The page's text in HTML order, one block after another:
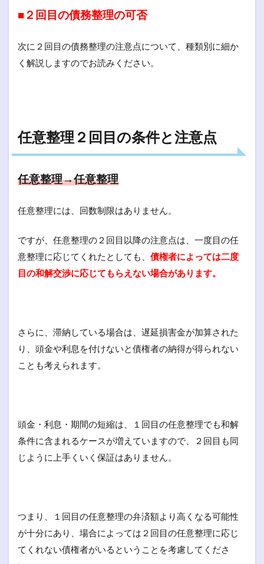
■２回目の債務整理の可否
次に２回目の債務整理の注意点について、種類別に細か
く解説しますのでお読みください。
任意整理２回目の条件と注意点
任意整理→任意整理
任意整理には、回数制限はありません。
ですが、任意整理の２回目以降の注意点は、一度目の任
意整理に応じてくれたとしても、 債権者によっては二度
目の和解交渉に応じてもらえない場合があります。
さらに、滞納している場合は、遅延損害金が加算された
り、頭金や利息を付けないと債権者の納得が得られない
ことも考えられます。
頭金・利息・期間の短縮は、１回目の任意整理でも和解
条件に含まれるケースが増えていますので、２回目も同
じように上手くいく保証はありません。
つまり、１回目の任意整理の弁済額より高くなる可能性
が十分にあり、場合によっては２回目の任意整理に応じ
てくれない債権者がいるということを考慮してくださ